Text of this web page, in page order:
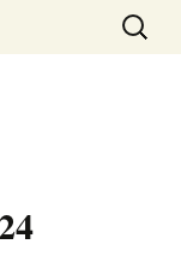
MondayZoeken
naar: